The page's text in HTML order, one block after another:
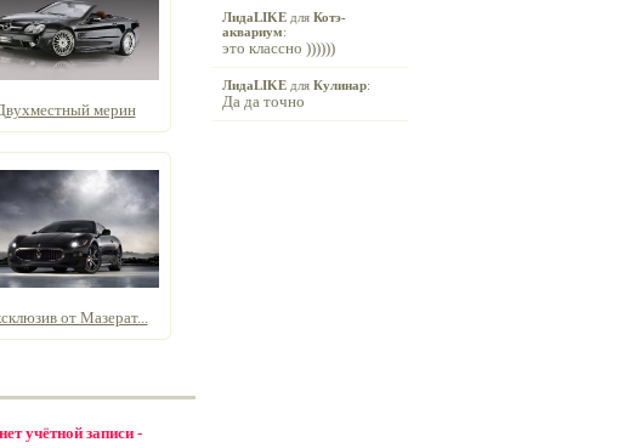
мерин
от Мазерат...
учётной записи -
ЛидаLIKE для Котэ-
аквариум:
это классно ))))))
ЛидаLIKE для Кулинар:
Да да точно